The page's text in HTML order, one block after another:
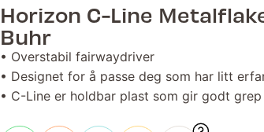
Horizon C-Line
Buhr
• Overstabil fairwaydriver
• Designet for å passe deg som har litt
• C-Line er holdbar plast som gir godt